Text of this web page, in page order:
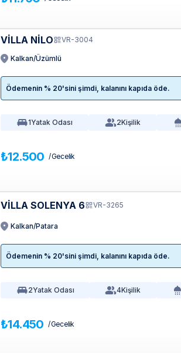
VİLLA NİLO VR-3004
Kalkan/Üzümlü
Ödemenin % 20'sini şimdi, kalanını kapıda öde.
1Yatak Odası 2Kişilik
₺12.500 / Gecelik
VİLLA SOLENYA 6 VR-3265
Kalkan/Patara
Ödemenin % 20'sini şimdi, kalanını kapıda öde.
2Yatak Odası 4Kişilik
₺14.450 / Gecelik